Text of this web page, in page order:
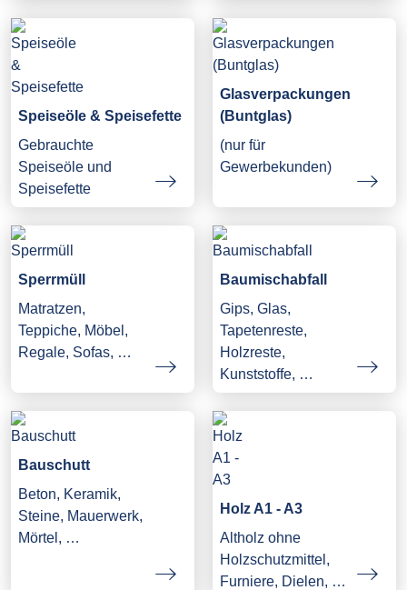
Speiseöle & Speisefette
Gebrauchte
Speiseöle und
Speisefette
Glasverpackungen
(Buntglas)
(nur für
Gewerbekunden)
Sperrmüll
Matratzen,
Teppiche, Möbel,
Regale, Sofas, …
Baumischabfall
Gips, Glas,
Tapetenreste,
Holzreste,
Kunststoffe, …
Bauschutt
Beton, Keramik,
Steine, Mauerwerk,
Mörtel, …
Holz A1 - A3
Altholz ohne
Holzschutzmittel,
Furniere, Dielen, …